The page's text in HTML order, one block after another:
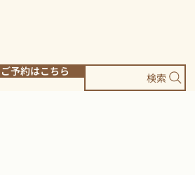
ご予約はこちら 検索